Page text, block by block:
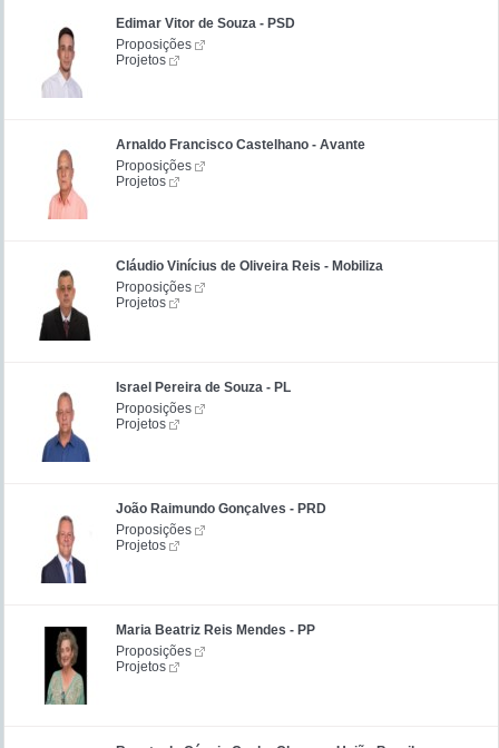
Edimar Vitor de Souza - PSD
Proposições
Projetos
Arnaldo Francisco Castelhano - Avante
Proposições
Projetos
Cláudio Vinícius de Oliveira Reis - Mobiliza
Proposições
Projetos
Israel Pereira de Souza - PL
Proposições
Projetos
João Raimundo Gonçalves - PRD
Proposições
Projetos
Maria Beatriz Reis Mendes - PP
Proposições
Projetos